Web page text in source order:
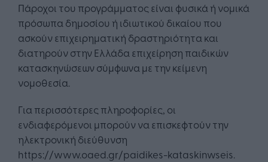
Πάροχοι του προγράμματος είναι φυσικά ή νομικά
πρόσωπα δημοσίου ή ιδιωτικού δικαίου που
ασκούν επιχειρηματική δραστηριότητα και
διατηρούν στην Ελλάδα επιχείρηση παιδικών
κατασκηνώσεων σύμφωνα με την κείμενη
νομοθεσία.
Για περισσότερες πληροφορίες, οι
ενδιαφερόμενοι μπορούν να επισκεφτούν την
ηλεκτρονική διεύθυνση
https://www.oaed.gr/paidikes-kataskinwseis.